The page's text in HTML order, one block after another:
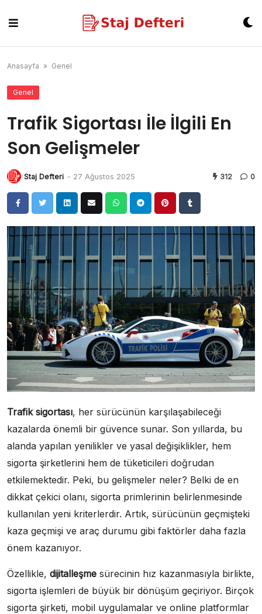
content
Anasayfa » Genel
Genel
Trafik Sigortası İle İlgili En
Son Gelişmeler
Staj Defteri - 27 Ağustos 2025 312 0
Trafik sigortası, her sürücünün karşılaşabileceği
kazalarda önemli bir güvence sunar. Son yıllarda, bu
alanda yapılan yenilikler ve yasal değişiklikler, hem
sigorta şirketlerini hem de tüketicileri doğrudan
etkilemektedir. Peki, bu gelişmeler neler? Belki de en
dikkat çekici olanı, sigorta primlerinin belirlenmesinde
kullanılan yeni kriterlerdir. Artık, sürücünün geçmişteki
kaza geçmişi ve araç durumu gibi faktörler daha fazla
önem kazanıyor.
Özellikle, dijitalleşme sürecinin hız kazanmasıyla birlikte,
sigorta işlemleri de büyük bir dönüşüm geçiriyor. Birçok
sigorta şirketi, mobil uygulamalar ve online platformlar